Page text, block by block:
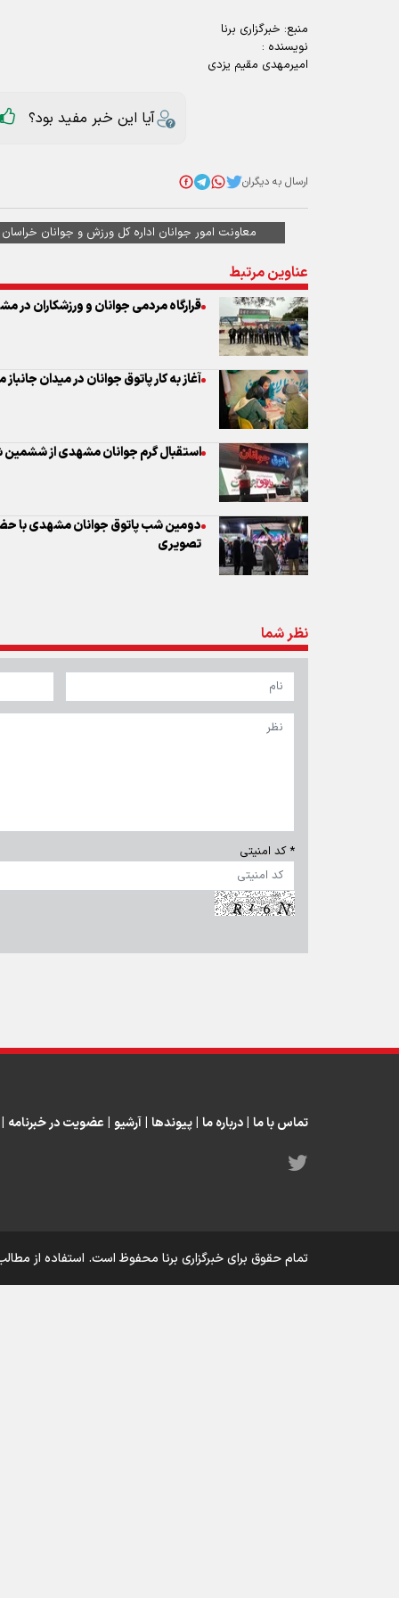
منبع: خبرگزاری برنا
نویسنده :
امیرمهدی مقیم یزدی
آیا این خبر مفید بود؟
ارسال به دیگران
معاونت امور جوانان اداره کل ورزش و جوانان
عناوین مرتبط
قرارگاه مردمی جوانان و ورزشکاران در
آغاز به کار پاتوق جوانان در میدان
استقبال گرم جوانان مشهدی از
دومین شب پاتوق جوانان مشهدی با
تصویری
نظر شما
* کد امنیتی
تماس با ما درباره ما پیوندها آرشیو عضویت در خبرنامه
تمام حقوق برای خبرگزاری برنا محفوظ است. استفاده از